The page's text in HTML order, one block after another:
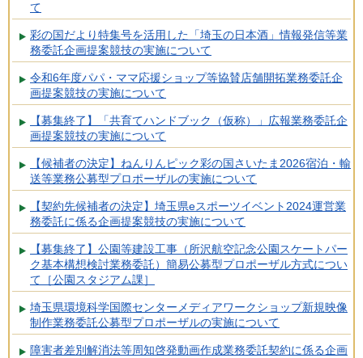
て
彩の国だより特集号を活用した「埼玉の日本酒」情報発信等業
務委託企画提案競技の実施について
令和6年度パパ・ママ応援ショップ等協賛店舗開拓業務委託企
画提案競技の実施について
【募集終了】「共育てハンドブック（仮称）」広報業務委託企
画提案競技の実施について
【候補者の決定】ねんりんピック彩の国さいたま2026宿泊・輸
送等業務公募型プロポーザルの実施について
【契約先候補者の決定】埼玉県eスポーツイベント2024運営業
務委託に係る企画提案競技の実施について
【募集終了】公園等建設工事（所沢航空記念公園スケートパー
ク基本構想検討業務委託）簡易公募型プロポーザル方式につい
て［公園スタジアム課］
埼玉県環境科学国際センターメディアワークショップ新規映像
制作業務委託公募型プロポーザルの実施について
障害者差別解消法等周知啓発動画作成業務委託契約に係る企画